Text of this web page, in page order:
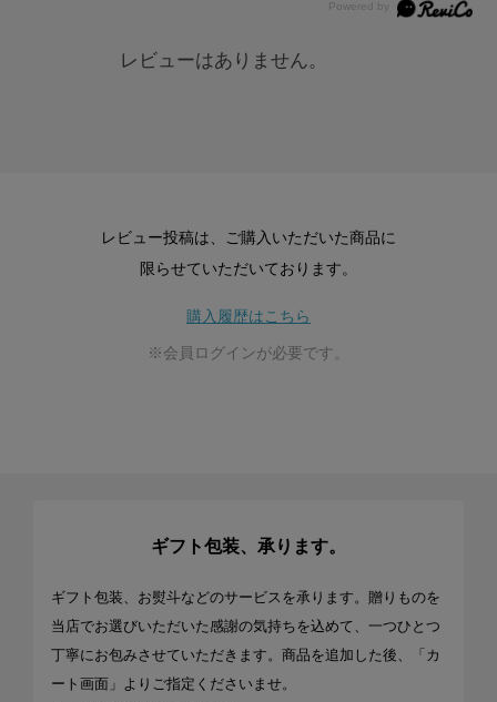
レビューはありません。
レビュー投稿は、ご購入いただいた商品に
限らせていただいております。
購入履歴はこちら
※会員ログインが必要です。
ギフト包装、承ります。
ギフト包装、お熨斗などのサービスを承ります。贈りものを
当店でお選びいただいた感謝の気持ちを込めて、一つひとつ
丁寧にお包みさせていただきます。商品を追加した後、「カ
ート画面」よりご指定くださいませ。